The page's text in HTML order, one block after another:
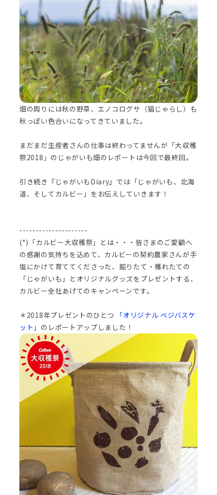
畑の周りには秋の野草、エノコログサ（猫じゃらし）も
秋っぽい色合いになってきていました。
まだまだ生産者さんの仕事は終わってませんが「大収穫
祭2018」のじゃがいも畑のレポートは今回で最終回。
引き続き『じゃがいもDiary』では「じゃがいも、北海
道、そしてカルビー」をお伝えしていきます！
---------------------
(*)「カルビー大収穫祭」とは・・・皆さまのご愛顧へ
の感謝の気持ちを込めて、カルビーの契約農家さんが手
塩にかけて育ててくださった、掘りたて・穫れたての
「じゃがいも」とオリジナルグッズをプレゼントする、
カルビー全社あげてのキャンペーンです。
＊2018年プレゼントのひとつ
「オリジナル ベジバスケ
ット」 のレポートアップしました！